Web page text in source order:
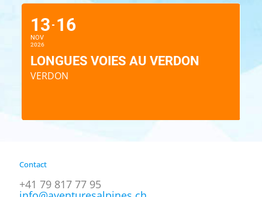
13
NOV
2026
16
LONGUES VOIES AU VERDON
VERDON
Contact
+41 79 817 77 95